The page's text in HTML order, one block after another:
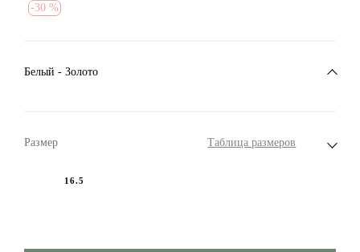
-30 %
Белый - Золото
Размер Таблица размеров
16.5